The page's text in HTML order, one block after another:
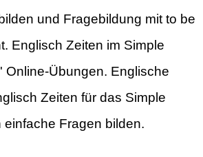
und Fragebildung mit to be
Englisch Zeiten im Simple
Online-Übungen. Englische
Zeiten für das Simple
einfache Fragen bilden.